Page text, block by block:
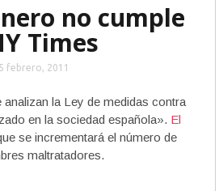
no cumple
Times
febrero, 2011
la Ley de medidas contra
en la sociedad española». El
se incrementará el número de
maltratadores.